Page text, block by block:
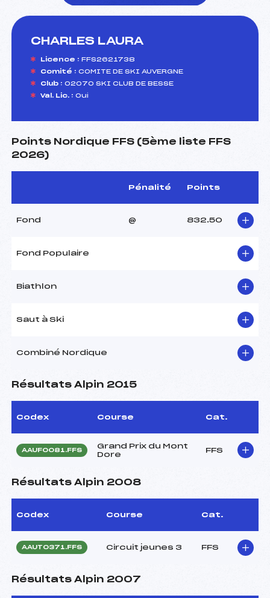
CHARLES LAURA
Licence : FFS2621738
Comité : COMITE DE SKI AUVERGNE
Club : 02070 SKI CLUB DE BESSE
Val. Lic. : Oui
Points Nordique FFS (5ème liste FFS
2026)
Pénalité Points
Fond @ 832.50
Fond Populaire
Biathlon
Saut à Ski
Combiné Nordique
Résultats Alpin 2015
Codex Course Cat.
AAUF0081.FFS
Grand Prix du Mont
Dore
FFS
Résultats Alpin 2008
Codex Course Cat.
AAUT0371.FFS Circuit jeunes 3 FFS
Résultats Alpin 2007